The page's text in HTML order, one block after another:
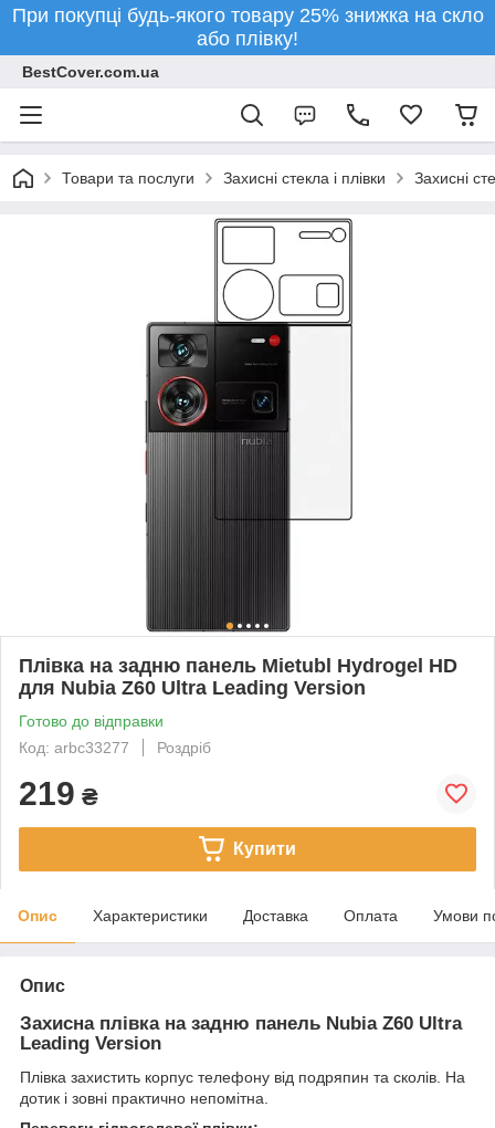
При покупці будь-якого товару 25% знижка на скло
або плівку!
BestCover.com.ua
Товари та послуги Захисні стекла і плівки Захисні
Плівка на задню панель Mietubl Hydrogel HD
для Nubia Z60 Ultra Leading Version
Готово до відправки
Код: arbc33277
Роздріб
219 ₴
Купити
Опис Характеристики Доставка Оплата Умови
Опис
Захисна плівка на задню панель Nubia Z60 Ultra
Leading Version
Плівка захистить корпус телефону від подряпин та сколів. На
дотик і зовні практично непомітна.